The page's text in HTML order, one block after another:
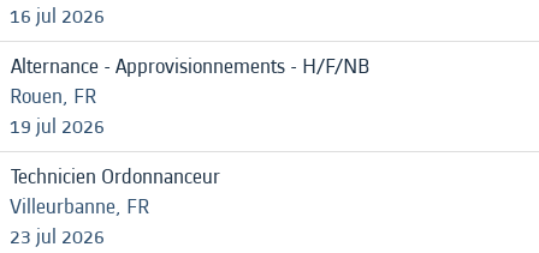
16 jul 2026
Alternance - Approvisionnements - H/F/NB
Rouen, FR
19 jul 2026
Technicien Ordonnanceur
Villeurbanne, FR
23 jul 2026